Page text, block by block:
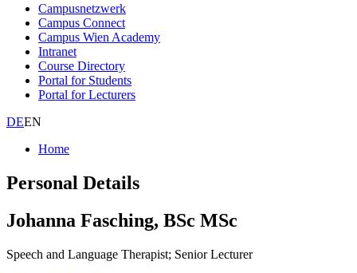
Campusnetzwerk
Campus Connect
Campus Wien Academy
Intranet
Course Directory
Portal for Students
Portal for Lecturers
DEEN
Home
Personal Details
Johanna Fasching, BSc MSc
Speech and Language Therapist; Senior Lecturer